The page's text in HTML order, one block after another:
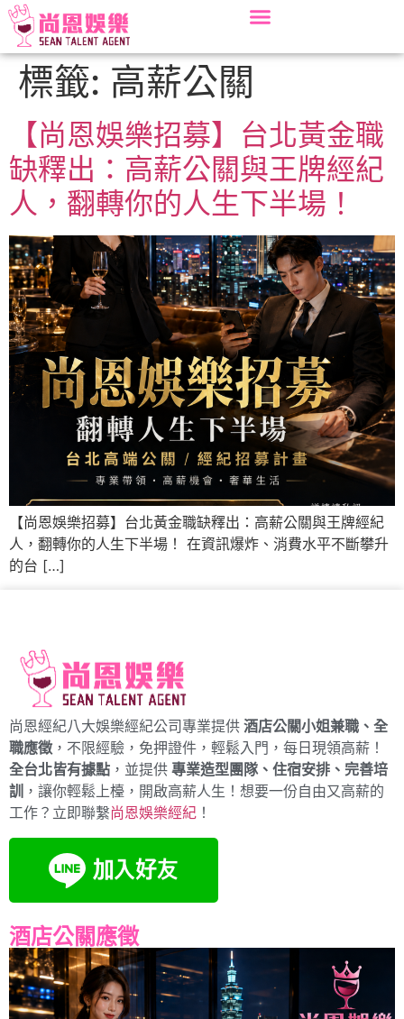
標籤: 高薪公關
【尚恩娛樂招募】台北黃金職
缺釋出：高薪公關與王牌經紀
人，翻轉你的人生下半場！
【尚恩娛樂招募】台北黃金職缺釋出：高薪公關與王牌經紀
人，翻轉你的人生下半場！ 在資訊爆炸、消費水平不斷攀升
的台 […]
尚恩經紀八大娛樂經紀公司專業提供 酒店公關小姐兼職、全
職應徵 ，不限經驗，免押證件，輕鬆入門，每日現領高薪！
全台北皆有據點 ，並提供 專業造型團隊、住宿安排、完善培
訓
，讓你輕鬆上檯，開啟高薪人生！想要一份自由又高薪的
工作？立即聯繫尚恩娛樂經紀 ！
酒店公關應徵